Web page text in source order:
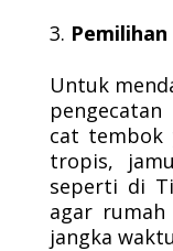
Untuk
cat tembok
tropis,
seperti di
agar
jangka